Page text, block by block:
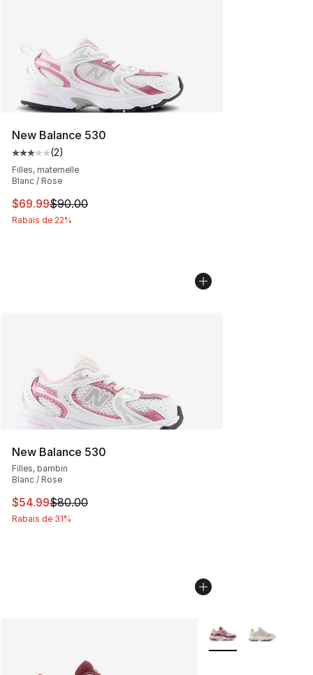
New Balance 530
Cote moyenne du client - [3 sur 5 étoiles], 2
(2)
Filles, maternelle
Blanc / Rose
Cet article est en solde. Le prix est passé de $90.00 à
$69.99$90.00
Rabais de 22%
New Balance 530
Filles, bambin
Blanc / Rose
Cet article est en solde. Le prix est passé de $80.00 à
$54.99$80.00
Rabais de 31%
Plus de couleurs